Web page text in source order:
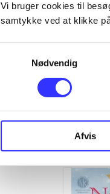
Vi bruger cookies til
samtykke ved at klikke
Nødvendig
Afvis
...
...